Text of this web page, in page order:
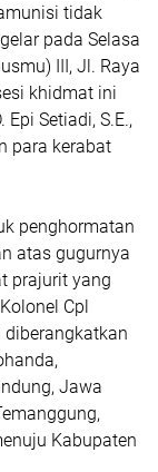
tidak
pada Selasa
III, Jl. Raya
khidmat ini
Setiadi, S.E.,
para kerabat
penghormatan
atas gugurnya
prajurit yang
Cpl
diberangkatkan
Jawa
Kabupaten